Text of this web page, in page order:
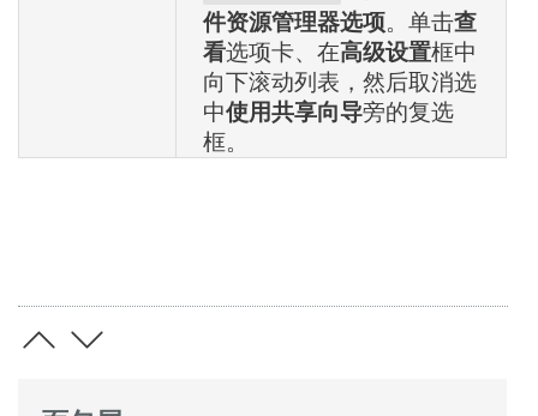
件资源管理器选项。单击查
看选项卡、在高级设置框中
向下滚动列表，然后取消选
中使用共享向导旁的复选
框。